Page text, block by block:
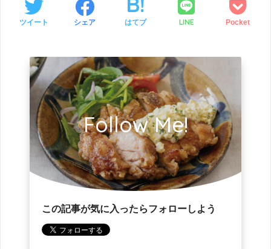
ツイート シェア はてブ LINE Pocket
Follow Me!
この記事が気に入ったらフォローしよう